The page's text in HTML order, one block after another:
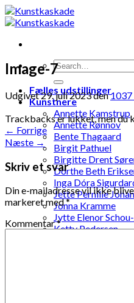
Skip
to
Fælles udstillinger
Kunstnere
Annette Kamstrup
Annette Rønnov
Bente Thagaard
Birgit Pathuel
Birgitte Drent
Dorthe Beth
Inga Dóra
Jette Pernille
Jonna Kramme
Jytte Elenor
Ketty Pedersen
Image-7
Udgivet29. juli 2023den1037
Trackbacks er lukket, men du
← Forrige
Næste →
Skriv et svar
Din e-mailadresse vil ikke
markeret med*
Kommentar*